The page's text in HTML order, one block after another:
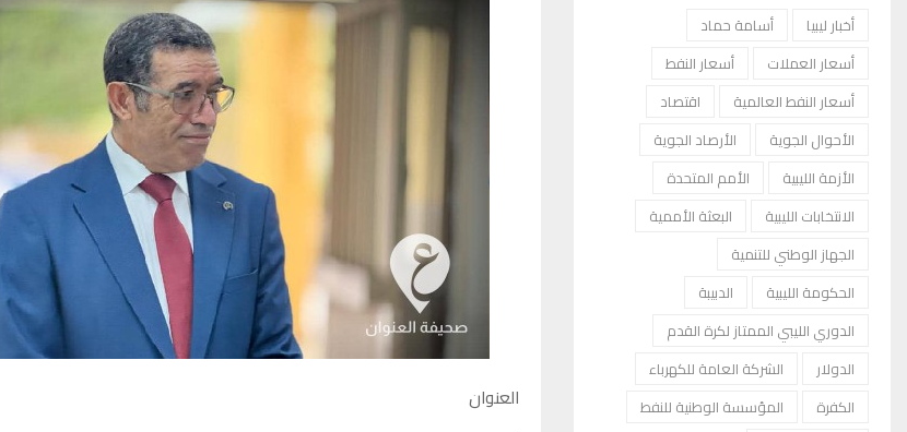
العنوان
أخبار ليبيا
أسامة حماد
أسعار العملات
أسعار النفط
أسعار النفط العالمية
اقتصاد
الأحوال الجوية
الأرصاد الجوية
الأزمة الليبية
الأمم المتحدة
الانتخابات الليبية
البعثة الأممية
الجهاز الوطني للتنمية
الحكومة الليبية
الدبيبة
الدوري الليبي الممتاز لكرة القدم
الدولار
الشركة العامة للكهرباء
الكفرة
المؤسسة الوطنية للنفط